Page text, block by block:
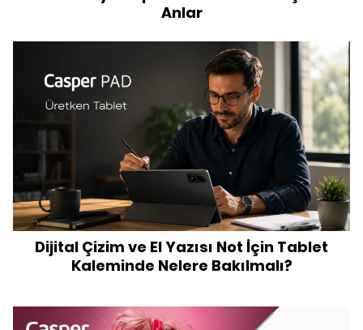
Anlar
Dijital Çizim ve El Yazısı Not İçin Tablet
Kaleminde Nelere Bakılmalı?